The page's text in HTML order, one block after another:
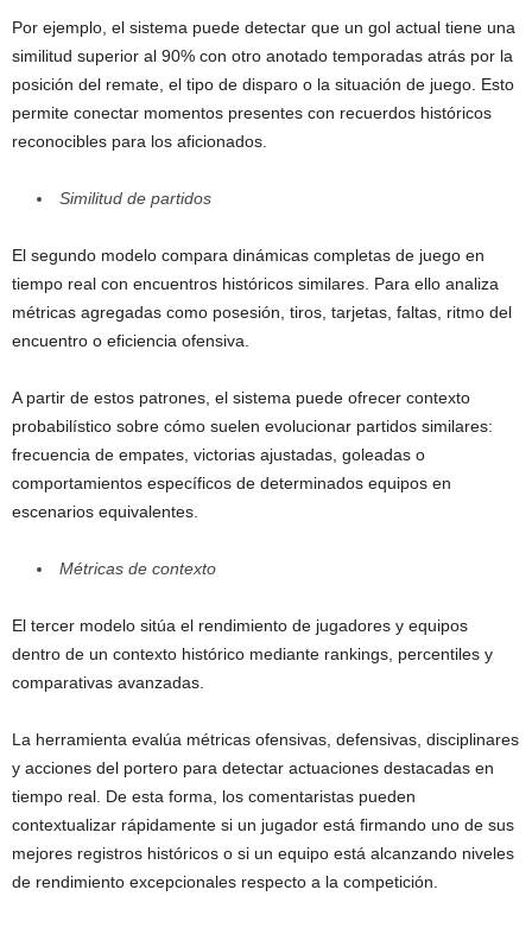
Por ejemplo, el sistema puede detectar que un gol actual tiene una
similitud superior al 90% con otro anotado temporadas atrás por la
posición del remate, el tipo de disparo o la situación de juego. Esto
permite conectar momentos presentes con recuerdos históricos
reconocibles para los aficionados.
Similitud de partidos
El segundo modelo compara dinámicas completas de juego en
tiempo real con encuentros históricos similares. Para ello analiza
métricas agregadas como posesión, tiros, tarjetas, faltas, ritmo del
encuentro o eficiencia ofensiva.
A partir de estos patrones, el sistema puede ofrecer contexto
probabilístico sobre cómo suelen evolucionar partidos similares:
frecuencia de empates, victorias ajustadas, goleadas o
comportamientos específicos de determinados equipos en
escenarios equivalentes.
Métricas de contexto
El tercer modelo sitúa el rendimiento de jugadores y equipos
dentro de un contexto histórico mediante rankings, percentiles y
comparativas avanzadas.
La herramienta evalúa métricas ofensivas, defensivas, disciplinares
y acciones del portero para detectar actuaciones destacadas en
tiempo real. De esta forma, los comentaristas pueden
contextualizar rápidamente si un jugador está firmando uno de sus
mejores registros históricos o si un equipo está alcanzando niveles
de rendimiento excepcionales respecto a la competición.